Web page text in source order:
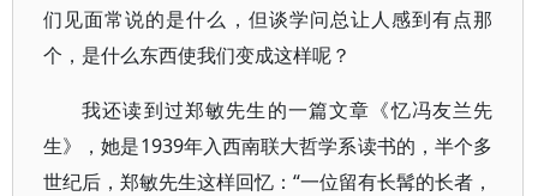
们见面常说的是什么，但谈学问总让人感到有点那
个，是什么东西使我们变成这样呢？
我还读到过郑敏先生的一篇文章《忆冯友兰先
生》，她是1939年入西南联大哲学系读书的，半个多
世纪后，郑敏先生这样回忆：“一位留有长髯的长者，